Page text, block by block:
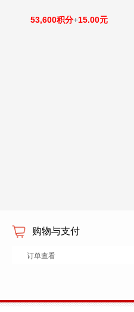
53,600积分+15.00元
购物与支付
订单查看